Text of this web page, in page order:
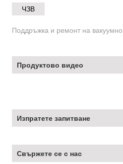
ЧЗВ
Поддръжка и ремонт на
Продуктово видео
Изпратете запитване
Свържете се с нас